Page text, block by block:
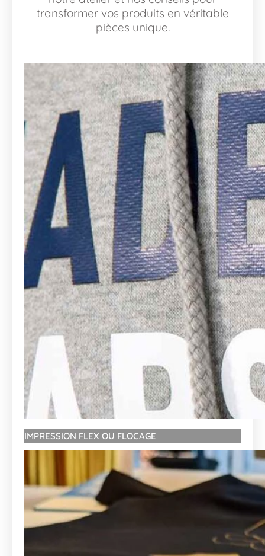
transformer vos produits en véritable
pièces unique.
IMPRESSION FLEX OU FLOCAGE